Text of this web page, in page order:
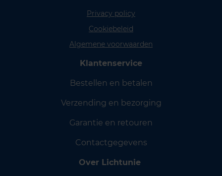
Privacy policy
Cookiebeleid
Algemene voorwaarden
Klantenservice
Bestellen en betalen
Verzending en bezorging
Garantie en retouren
Contactgegevens
Over Lichtunie